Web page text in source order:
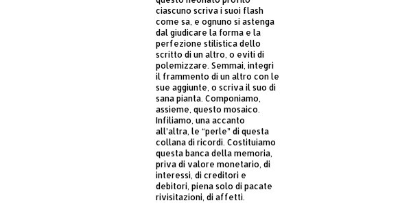
ciascuno scriva i suoi flash
come sa, e ognuno si astenga
dal giudicare la forma e la
perfezione stilistica dello
scritto di un altro, o eviti di
polemizzare. Semmai, integri
il frammento di un altro con le
sue aggiunte, o scriva il suo di
sana pianta. Componiamo,
assieme, questo mosaico.
Infiliamo, una accanto
all’altra, le “perle” di questa
collana di ricordi. Costituiamo
questa banca della memoria,
priva di valore monetario, di
interessi, di creditori e
debitori, piena solo di pacate
rivisitazioni, di affetti.